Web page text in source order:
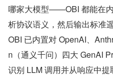
哪家大模型——OBI 都能在
析协议语义，然后输出标准
OBI 已内置对 OpenAI、
n（通义千问）四大 GenAI
识别 LLM 调用并从响应中